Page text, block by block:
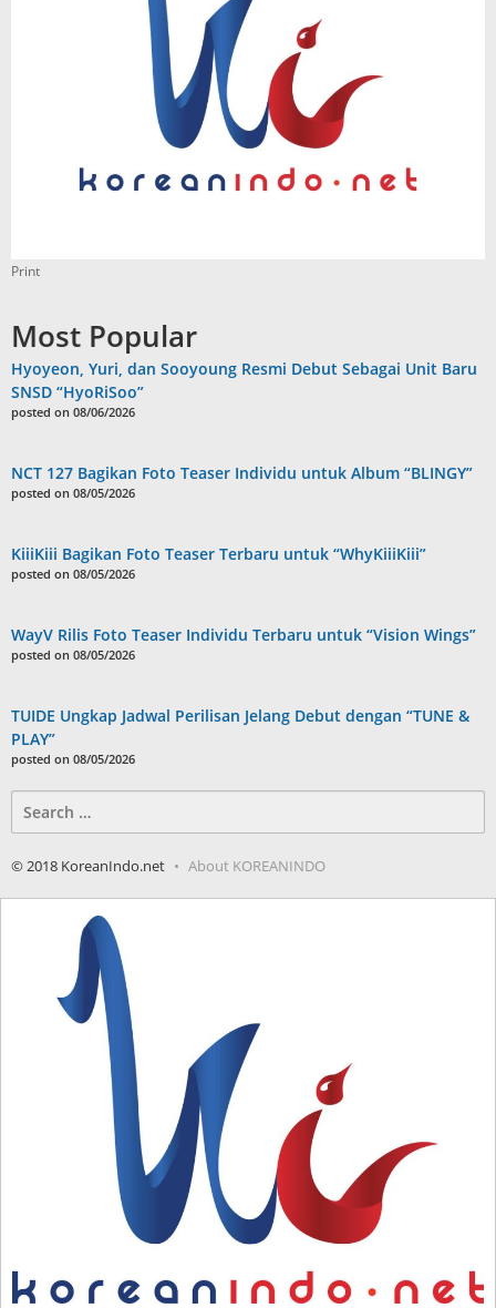
Print
Most Popular
Hyoyeon, Yuri, dan Sooyoung Resmi Debut Sebagai Unit Baru
SNSD “HyoRiSoo”
posted on 08/06/2026
NCT 127 Bagikan Foto Teaser Individu untuk Album “BLINGY”
posted on 08/05/2026
KiiiKiii Bagikan Foto Teaser Terbaru untuk “WhyKiiiKiii”
posted on 08/05/2026
WayV Rilis Foto Teaser Individu Terbaru untuk “Vision Wings”
posted on 08/05/2026
TUIDE Ungkap Jadwal Perilisan Jelang Debut dengan “TUNE &
PLAY”
posted on 08/05/2026
for:
© 2018 KoreanIndo.net About KOREANINDO